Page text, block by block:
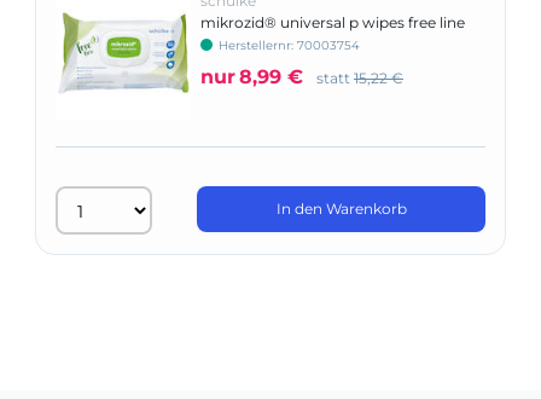
mikrozid® universal p wipes free line
Herstellernr: 70003754
nur8,99 € statt 15,22 €
In den Warenkorb